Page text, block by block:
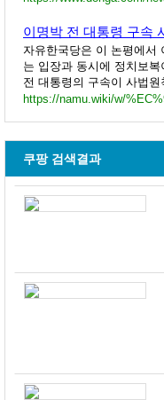
이명박 전 대통령 구속
자유한국당은 이 논평에서
는 입장과 동시에 정치보
전 대통령의 구속이 사법
쿠팡 검색결과